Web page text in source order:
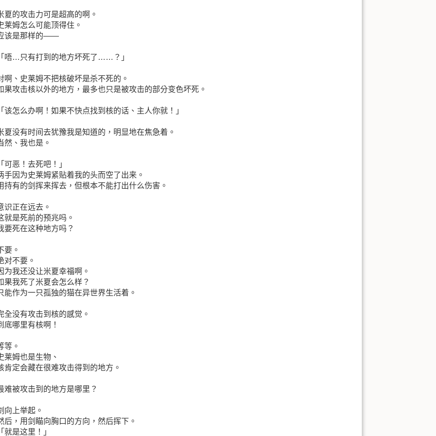
夏的攻击力可是超高的啊。
莱姆怎么可能顶得住。
该是那样的――
唔…只有打到的地方坏死了……？」
啊、史莱姆不把核破坏是杀不死的。
果攻击核以外的地方，最多也只是被攻击的部分变色坏死。
该怎么办啊！如果不快点找到核的话、主人你就！」
夏没有时间去犹豫我是知道的，明显地在焦急着。
然、我也是。
可恶！去死吧！」
手因为史莱姆紧贴着我的头而空了出来。
持有的剑挥来挥去，但根本不能打出什么伤害。
识正在远去。
就是死前的预兆吗。
要死在这种地方吗？
要。
对不要。
为我还没让米夏幸福啊。
果我死了米夏会怎么样？
能作为一只孤独的猫在异世界生活着。
全没有攻击到核的感觉。
底哪里有核啊！
等。
莱姆也是生物、
肯定会藏在很难攻击得到的地方。
难被攻击到的地方是哪里？
向上举起。
后，用剑瞄向胸口的方向，然后挥下。
就是这里！」